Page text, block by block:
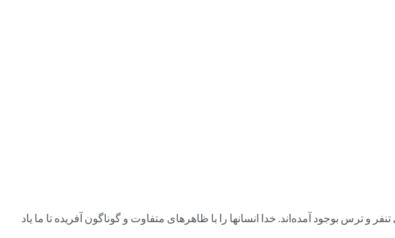
و ترس بوجود آمده‌اند. خدا انسانها را با ظاهرهای متفاوت و گوناگون آفریده تا ما یاد